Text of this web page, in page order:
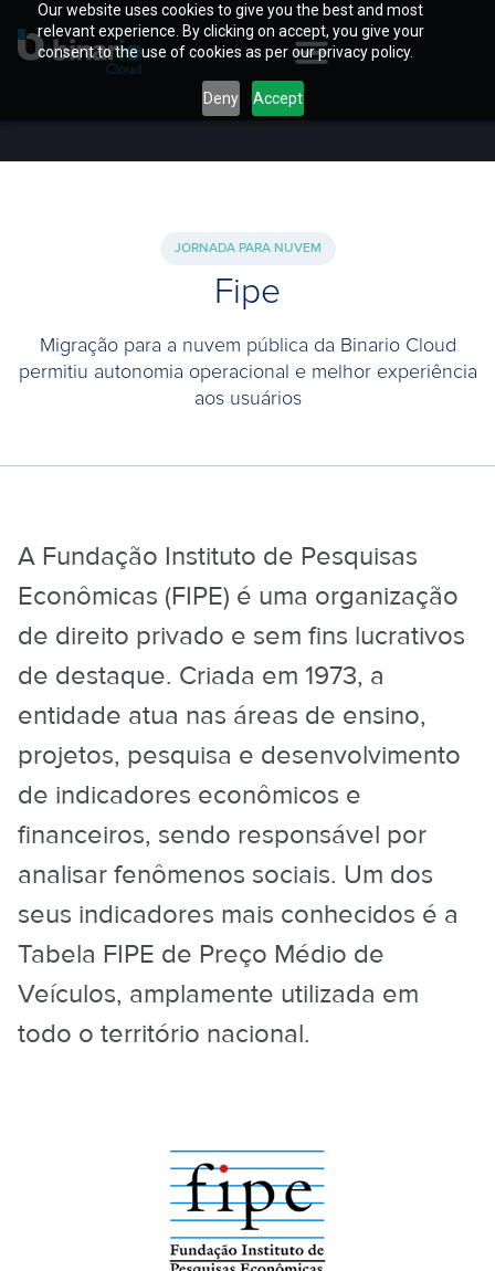
Our website uses cookies to give you the best and most
relevant experience. By clicking on accept, you give your
consent to the use of cookies as per our privacy policy.
Deny Accept
JORNADA PARA NUVEM
Fipe
Migração para a nuvem pública da Binario Cloud
permitiu autonomia operacional e melhor experiência
aos usuários
A Fundação Instituto de Pesquisas
Econômicas (FIPE) é uma organização
de direito privado e sem fins lucrativos
de destaque. Criada em 1973, a
entidade atua nas áreas de ensino,
projetos, pesquisa e desenvolvimento
de indicadores econômicos e
financeiros, sendo responsável por
analisar fenômenos sociais. Um dos
seus indicadores mais conhecidos é a
Tabela FIPE de Preço Médio de
Veículos, amplamente utilizada em
todo o território nacional.